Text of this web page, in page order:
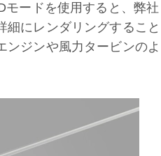
モードを使用すると、弊社
にレンダリングすること
ンジンや風力タービンのよ